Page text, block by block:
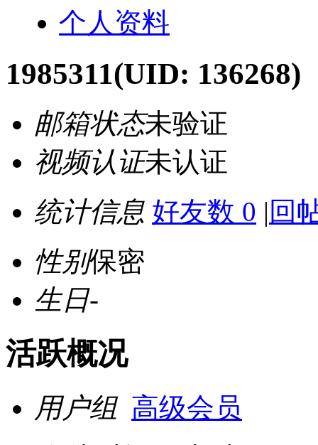
个人资料
1985311(UID: 136268)
邮箱状态未验证
视频认证未认证
统计信息 好友数 0 | 回
性别保密
生日-
活跃概况
用户组 高级会员